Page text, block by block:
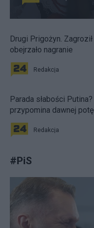
Drugi Prigożyn.
obejrzało nagranie
Redakcja
Parada słabości
przypomina dawnej
Redakcja
#PiS